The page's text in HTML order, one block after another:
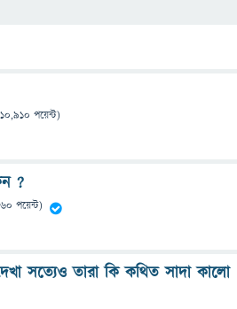
10,910 পয়েন্ট)
?
পয়েন্ট)
সত্যেও তারা কি কথিত সাদা কালো